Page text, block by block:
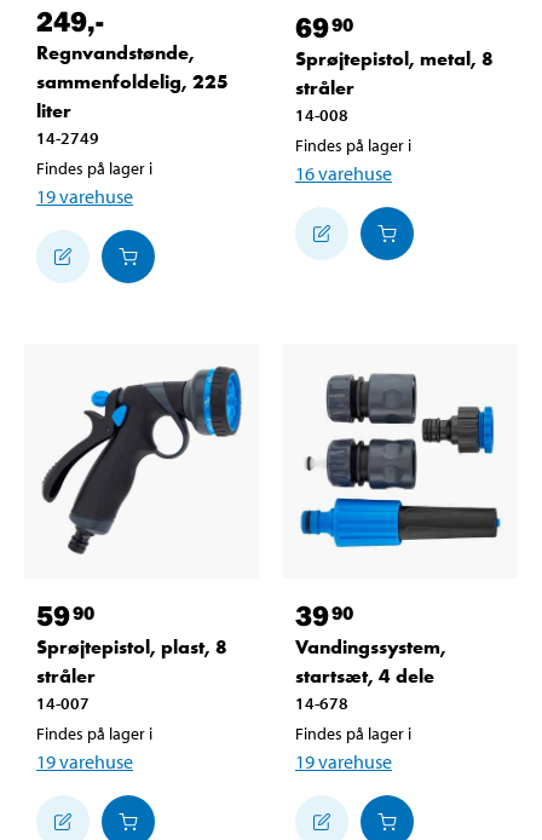
249,-
Regnvandstønde,
sammenfoldelig, 225
liter
14-2749
Findes på lager i
19varehuse
6990
Sprøjtepistol, metal, 8
stråler
14-008
Findes på lager i
16varehuse
5990
Sprøjtepistol, plast, 8
stråler
14-007
Findes på lager i
19varehuse
3990
Vandingssystem,
startsæt, 4 dele
14-678
Findes på lager i
19varehuse